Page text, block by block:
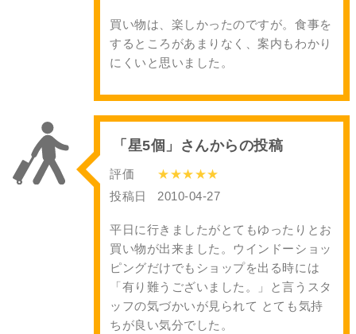
買い物は、楽しかったのですが。食事を
するところがあまりなく、案内もわかり
にくいと思いました。
「星5個」さんからの投稿
評価
★★★★★
投稿日
2010-04-27
平日に行きましたがとてもゆったりとお
買い物が出来ました。ウインドーショッ
ピングだけでもショップを出る時には
「有り難うございました。」と言うスタ
ッフの気づかいが見られて とても気持
ちが良い気分でした。